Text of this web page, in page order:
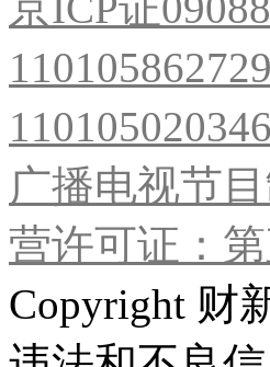
广播电视节
营许可证：
Copyright 财